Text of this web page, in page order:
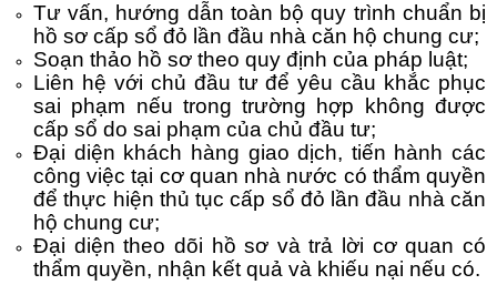
Tư vấn, hướng dẫn toàn bộ quy trình chuẩn bị
hồ sơ cấp sổ đỏ lần đầu nhà căn hộ chung cư;
Soạn thảo hồ sơ theo quy định của pháp luật;
Liên hệ với chủ đầu tư để yêu cầu khắc phục
sai phạm nếu trong trường hợp không được
cấp sổ do sai phạm của chủ đầu tư;
Đại diện khách hàng giao dịch, tiến hành các
công việc tại cơ quan nhà nước có thẩm quyền
để thực hiện thủ tụccấp sổ đỏ lần đầu nhà căn
hộ chung cư;
Đại diện theo dõi hồ sơ và trả lời cơ quan có
thẩm quyền, nhận kết quả và khiếu nại nếu có.